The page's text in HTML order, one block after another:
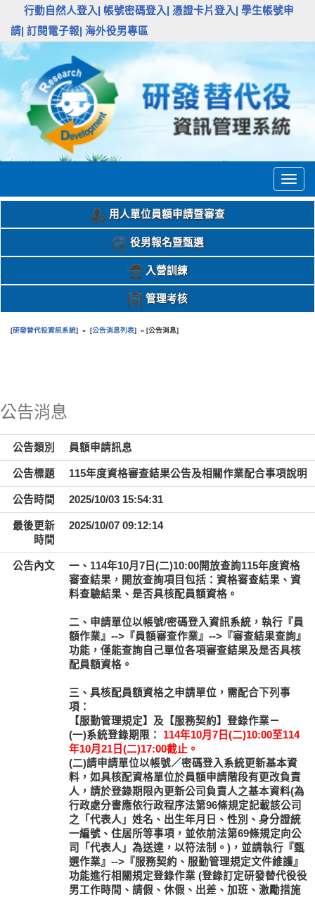
行動自然人登入| 帳號密碼登入| 憑證卡片登入|
學生帳號申
請| 訂閱電子報| 海外役男專區
用人單位員額申請暨審查
役男報名暨甄選
入營訓練
管理考核
[研發替代役資訊系統] » [公告消息列表] » [公告消息]
公告消息
公告類別 員額申請訊息
公告標題 115年度資格審查結果公告及相關作業配合事項說明
公告時間 2025/10/03 15:54:31
最後更新
時間
2025/10/07 09:12:14
公告內文
一、114年10月7日(二)10:00開放查詢115年度資格
審查結果，開放查詢項目包括：資格審查結果、資
料查驗結果、是否具核配員額資格。
二、申請單位以帳號/密碼登入資訊系統，執行『員
額作業』-->『員額審查作業』-->『審查結果查詢』
功能，僅能查詢自己單位各項審查結果及是否具核
配員額資格。
三、具核配員額資格之申請單位，需配合下列事
項：
【服勤管理規定】及【服務契約】登錄作業－
(一)系統登錄期限： 114年10月7日(二)10:00至114
年10月21日(二)17:00截止。
(二)請申請單位以帳號／密碼登入系統更新基本資
料，如具核配資格單位於員額申請階段有更改負責
人，請於登錄期限內更新公司負責人之基本資料(為
行政處分書應依行政程序法第96條規定記載該公司
之「代表人」姓名、出生年月日、性別、身分證統
一編號、住居所等事項，並依前法第69條規定向公
司「代表人」為送達，以符法制。)，並請執行『甄
選作業』-->『服務契約、服勤管理規定文件維護』
功能進行相關規定登錄作業 (登錄訂定研發替代役役
男工作時間、請假、休假、出差、加班、激勵措施